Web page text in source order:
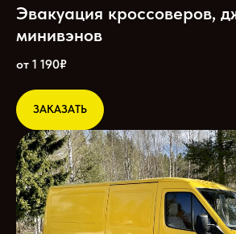
Эвакуация кроссоверов,
минивэнов
от 1 190₽
ЗАКАЗАТЬ